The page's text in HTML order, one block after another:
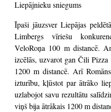
Liepājnieku sniegums
Īpaši jāuzsver Liepājas
Limbergs vīriešu
VeloRoņa 100 m distancē.
izcēlās, uzvarot gan Čili
1200 m distancē. Arī
izturību, kļūstot par ātrāko
uzlabojot savu rezultātu
viņš bija ātrākais 1200 m